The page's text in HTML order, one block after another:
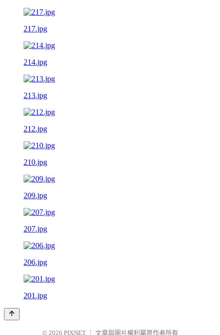
217.jpg
214.jpg
213.jpg
212.jpg
210.jpg
209.jpg
207.jpg
206.jpg
201.jpg
© 2026 PIXNET 文章與圖片權利屬原作者所有